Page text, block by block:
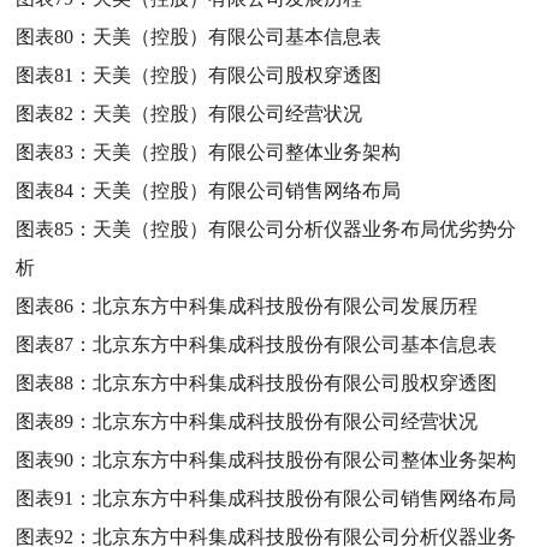
图表80： 天美（控股）有限公司基本信息表
图表81： 天美（控股）有限公司股权穿透图
图表82： 天美（控股）有限公司经营状况
图表83： 天美（控股）有限公司整体业务架构
图表84： 天美（控股）有限公司销售网络布局
图表85： 天美（控股）有限公司分析仪器业务布局优劣势分
析
图表86：北京东方中科集成科技股份有限公司发展历程
图表87：北京东方中科集成科技股份有限公司基本信息表
图表88：北京东方中科集成科技股份有限公司股权穿透图
图表89：北京东方中科集成科技股份有限公司经营状况
图表90：北京东方中科集成科技股份有限公司整体业务架构
图表91：北京东方中科集成科技股份有限公司销售网络布局
图表92：北京东方中科集成科技股份有限公司分析仪器业务